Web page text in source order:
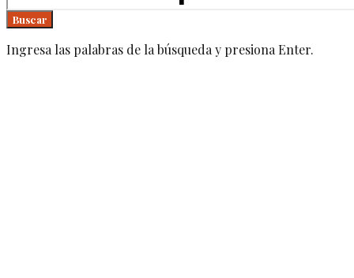
Buscar
Ingresa las palabras de la búsqueda y presiona Enter.